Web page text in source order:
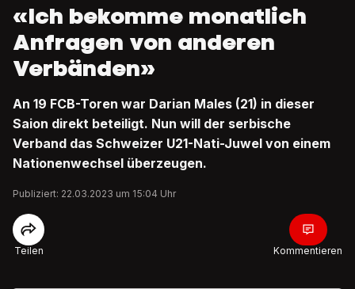
«Ich bekomme monatlich
Anfragen von anderen
Verbänden»
An 19 FCB-Toren war Darian Males (21) in dieser
Saion direkt beteiligt. Nun will der serbische
Verband das Schweizer U21-Nati-Juwel von einem
Nationenwechsel überzeugen.
Publiziert: 22.03.2023 um 15:04 Uhr
Teilen Kommentieren